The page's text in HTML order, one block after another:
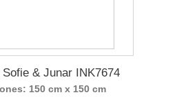
& Junar INK7674
150 cm x 150 cm